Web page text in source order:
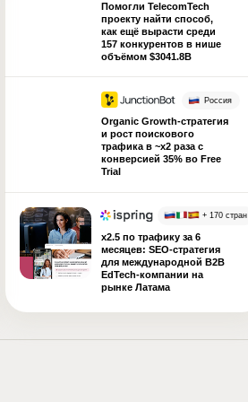
значения.
хочет
глобальной
на основе
вашего
путаница.
Помогли TelecomTech
проекту найти способ,
как ещё вырасти среди
157 конкурентов в нише
объёмом $3041.8B
Organic Growth-стратегия
и рост поискового
трафика в ~x2 раза с
конверсией 35% во Free
Trial
x2.5 по трафику за 6
месяцев: SEO-стратегия
для международной B2B
EdTech-компании на
рынке Латама
+ 170 стран
Россия